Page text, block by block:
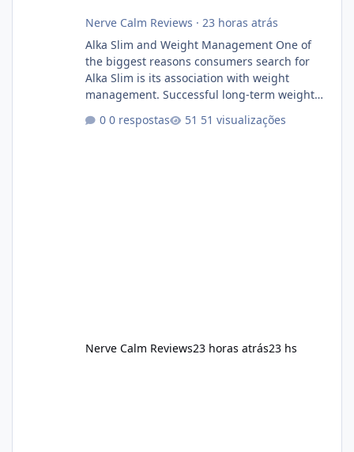
Nerve Calm Reviews · 23 horas atrás
Alka Slim and Weight Management One of
the biggest reasons consumers search for
Alka Slim is its association with weight
management. Successful long-term weight
consistency rather than quick fixes. A
0 respostas 51 visualizações
Nerve Calm Reviews23 horas atrás23 hs